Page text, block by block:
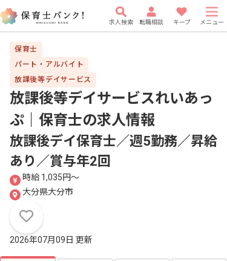
求人検索 転職相談 キープ メニュー
保育士
パート・アルバイト
放課後等デイサービス
放課後等デイサービスれいあっ
ぷ｜保育士の求人情報
放課後デイ保育士／週5勤務／昇給
あり／賞与年2回
時給 1,035円〜
大分県大分市
2026年07月09日 更新